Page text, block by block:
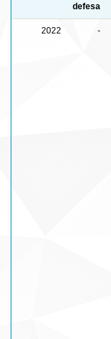
defesa
2022 -